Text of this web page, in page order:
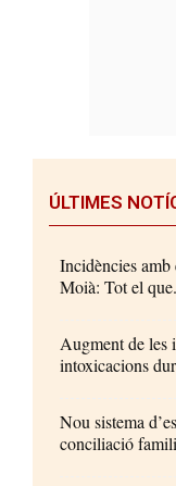
ÚLTIMES
Incidències amb
Moià: Tot el
Augment de les
intoxicacions
Nou sistema
conciliació